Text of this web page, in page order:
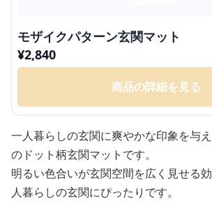
モザイクパターン玄関マット
¥2,840
商品の詳細を見る
一人暮らしの玄関に爽やかな印象を与
のドット柄玄関マットです。
明るい色合いが玄関空間を広く見せる
人暮らしの玄関にぴったりです。